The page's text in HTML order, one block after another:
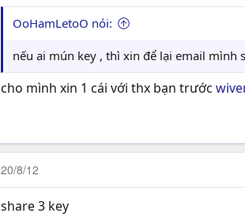
OoHamLetoO nói:
nếu ai mún key , thì xin để lại email mình
cho mình xin 1 cái với thx bạn trước
20/8/12
share 3 key